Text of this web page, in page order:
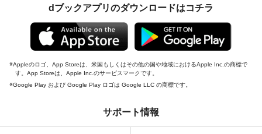
dブックアプリのダウンロードはコチラ
Appleのロゴ、App Storeは、米国もしくはその他の国や地域におけるApple Inc.の商標で
す。App Storeは、Apple Inc.のサービスマークです。
Google Play および Google Play ロゴは Google LLC の商標です。
サポート情報